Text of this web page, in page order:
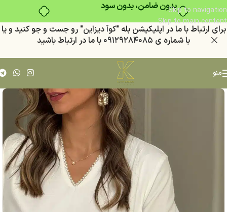
بدون ضامن، بدون سودSkip to navigation
Skip to main content
براي ارتباط با ما در اپليكيشن بله "كوآ ديزاين" رو جست و جو كنيد و يا
با شماره ي ٠٩١٢٩٢٨٤٠٨٥ با ما در ارتباط باشيد
منو